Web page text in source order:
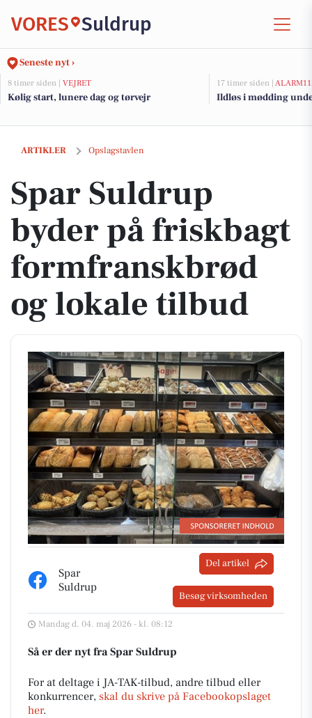
VORES Suldrup
Seneste nyt ›
8 timer siden | VEJRET
Kølig start, lunere dag og tørvejr
17 timer siden |
Ildløs i mødding
ARTIKLER Opslagstavlen
Spar Suldrup byder på friskbagt formfranskbrød og lokale tilbud
Spar Suldrup
byder på friskbagt
formfranskbrød
og lokale tilbud
Spar
Suldrup
Del artikel
Besøg virksomheden
Mandag d. 04. maj 2026 - kl. 08:12
Så er der nyt fra Spar Suldrup
For at deltage i JA-TAK-tilbud, andre tilbud eller
konkurrencer, skal du skrive på Facebookopslaget
her.